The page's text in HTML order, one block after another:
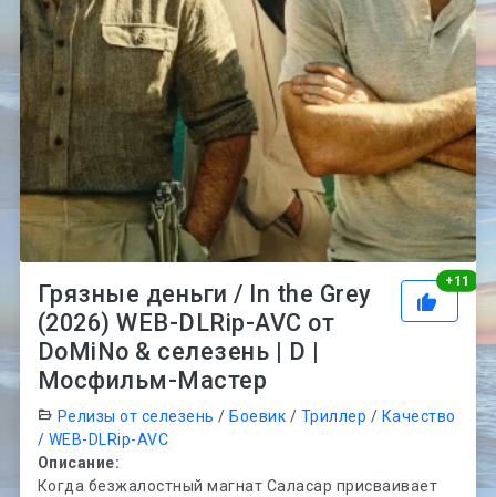
+11
Грязные деньги / In the Grey
(2026) WEB-DLRip-AVC от
DoMiNo & селезень | D |
Мосфильм-Мастер
Релизы от селезень / Боевик / Триллер / Качество
/ WEB-DLRip-AVC
Описание:
Когда безжалостный магнат Саласар присваивает